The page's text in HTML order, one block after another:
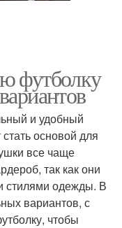
футболку
и удобный
основой для
все чаще
так как они
стилями одежды. В
вариантов, с
чтобы